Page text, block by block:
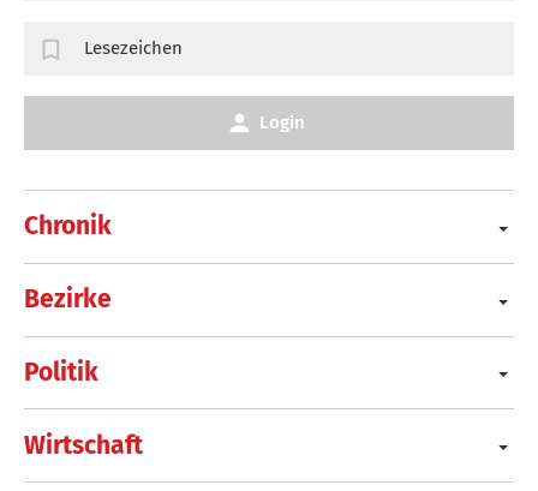
Chronik
Bezirke
Politik
Wirtschaft
Lesezeichen
Login